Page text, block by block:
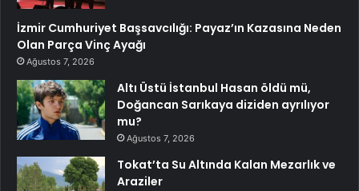
İzmir Cumhuriyet Başsavcılığı: Payaz’ın Kazasına Neden
Olan Parça Vinç Ayağı
Ağustos 7, 2026
Altı Üstü İstanbul Hasan öldü mü,
Doğancan Sarıkaya diziden ayrılıyor
mu?
Ağustos 7, 2026
Tokat’ta Su Altında Kalan Mezarlık ve
Araziler